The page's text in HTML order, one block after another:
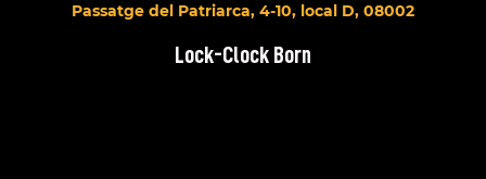
Passatge del Patriarca, 4-10, local D, 08002
Lock-Clock Born